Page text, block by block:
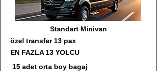
Standart Minivan
özel transfer 13 pax
EN FAZLA 13 YOLCU
15 adet orta boy bagaj